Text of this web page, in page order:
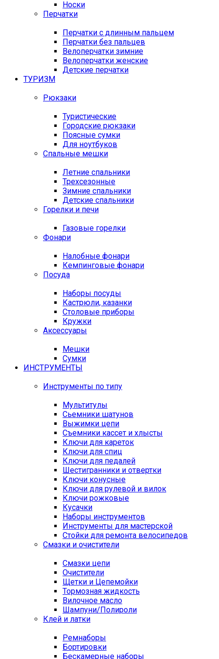
Носки
Перчатки
Перчатки с длинным пальцем
Перчатки без пальцев
Велоперчатки зимние
Велоперчатки женские
Детские перчатки
ТУРИЗМ
Рюкзаки
Туристические
Городские рюкзаки
Поясные сумки
Для ноутбуков
Спальные мешки
Летние спальники
Трехсезонные
Зимние спальники
Детские спальники
Горелки и печи
Газовые горелки
Фонари
Налобные фонари
Кемпинговые фонари
Посуда
Наборы посуды
Кастрюли, казанки
Столовые приборы
Кружки
Аксессуары
Мешки
Сумки
ИНСТРУМЕНТЫ
Инструменты по типу
Мультитулы
Сьемники шатунов
Выжимки цепи
Съемники кассет и хлысты
Ключи для кареток
Ключи для спиц
Ключи для педалей
Шестигранники и отвертки
Ключи конусные
Ключи для рулевой и вилок
Ключи рожковые
Кусачки
Наборы инструментов
Инструменты для мастерской
Стойки для ремонта велосипедов
Смазки и очистители
Смазки цепи
Очистители
Щетки и Цепемойки
Тормозная жидкость
Вилочное масло
Шампуни/Полироли
Клей и латки
Ремнаборы
Бортировки
Бескамерные наборы